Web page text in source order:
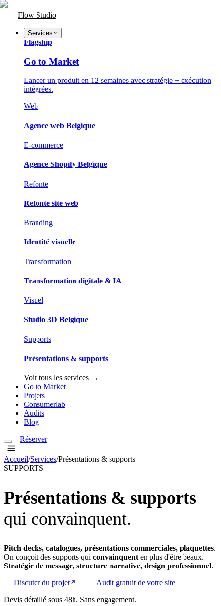
Flow Studio
Services
Flagship
Go to Market
Lancer un produit en 12 semaines avec stratégie + exécution
intégrées.
Web
Agence web Belgique
E-commerce
Agence Shopify Belgique
Refonte
Refonte site web
Branding
Identité visuelle
Transformation
Transformation digitale & IA
Visuel
Studio 3D Belgique
Supports
Présentations & supports
Voir tous les services →
Go to Market
Projets
Consumerlab
Audits
Blog
Réserver
Accueil/Services/Présentations & supports
SUPPORTS
Présentations & supports
qui convainquent.
Pitch decks, catalogues, présentations commerciales, plaquettes.
On conçoit des supports qui convainquent en plus d'être beaux.
Stratégie de message, structure narrative, design professionnel.
Discuter du projet
Audit gratuit de votre site
Devis détaillé sous 48h. Sans engagement.